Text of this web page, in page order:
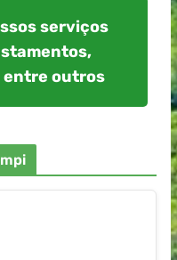
serviços
entre outros